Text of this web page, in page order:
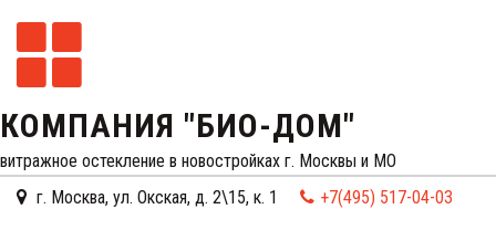
КОМПАНИЯ "БИО-ДОМ"
витражное остекление в новостройках г. Москвы и МО
г. Москва, ул. Окская, д. 2\15, к. 1 +7(495) 517-04-03